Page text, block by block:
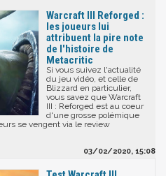
Warcraft III Reforged :
les joueurs lui
attribuent la pire note
de l'histoire de
Metacritic
Si vous suivez l'actualité
du jeu vidéo, et celle de
Blizzard en particulier,
vous savez que Warcraft
III : Reforged est au coeur
d'une grosse polémique
se vengent via le review
03/02/2020, 15:08